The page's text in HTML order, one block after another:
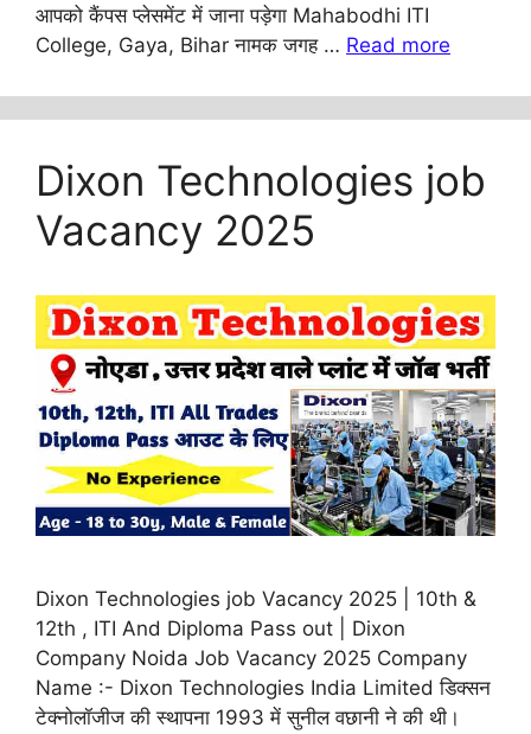
आपको कैंपस प्लेसमेंट में जाना पड़ेगा Mahabodhi ITI
College, Gaya, Bihar नामक जगह … Read more
Dixon Technologies job
Vacancy 2025
Dixon Technologies job Vacancy 2025 | 10th &
12th , ITI And Diploma Pass out | Dixon
Company Noida Job Vacancy 2025 Company
Name :- Dixon Technologies India Limited डिक्सन
टेक्नोलॉजीज की स्थापना 1993 में सुनील वछानी ने की थी।